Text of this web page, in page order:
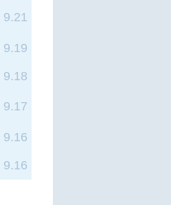
9.21
9.19
9.18
9.17
9.16
9.16